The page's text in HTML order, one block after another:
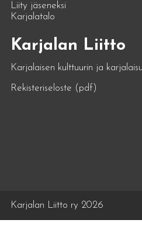
Liity jäseneksi
Karjalatalo
Karjalan Liitto
Karjalaisen kulttuurin ja
Rekisteriseloste (pdf)
Karjalan Liitto ry 2026